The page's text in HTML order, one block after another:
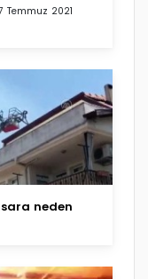
Temmuz 2021
neden